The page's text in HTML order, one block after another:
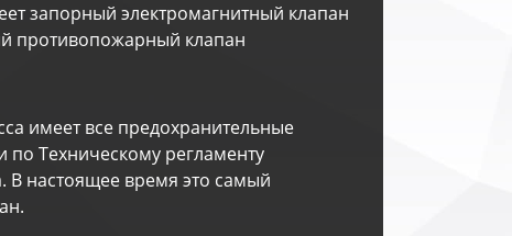
запорный электромагнитный клапан
противопожарный клапан
имеет все предохранительные
по Техническому регламенту
В настоящее время это самый